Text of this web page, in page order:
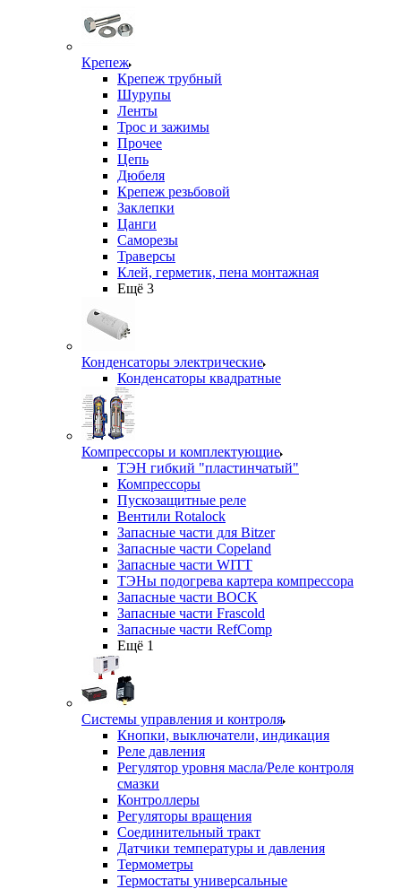
Крепеж
Крепеж трубный
Шурупы
Ленты
Трос и зажимы
Прочее
Цепь
Дюбеля
Крепеж резьбовой
Заклепки
Цанги
Саморезы
Траверсы
Клей, герметик, пена монтажная
Ещё 3
Конденсаторы электрические
Конденсаторы квадратные
Компрессоры и комплектующие
ТЭН гибкий "пластинчатый"
Компрессоры
Пускозащитные реле
Вентили Rotalock
Запасные части для Bitzer
Запасные части Copeland
Запасные части WITT
ТЭНы подогрева картера компрессора
Запасные части BOCK
Запасные части Frascold
Запасные части RefComp
Ещё 1
Системы управления и контроля
Кнопки, выключатели, индикация
Реле давления
Регулятор уровня масла/Реле контроля
смазки
Контроллеры
Регуляторы вращения
Соединительный тракт
Датчики температуры и давления
Термометры
Термостаты универсальные